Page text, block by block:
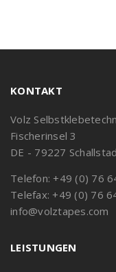
KONTAKT
Volz
Fischerinsel 3
DE - 79227
Telefon: +49 (0) 76
Telefax: +49 (0) 76
info@volztapes.com
LEISTUNGEN